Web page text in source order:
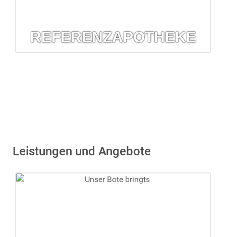
REFERENZAPOTHEKE
Leistungen und Angebote